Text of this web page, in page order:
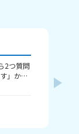
2つ質問
」か
描け